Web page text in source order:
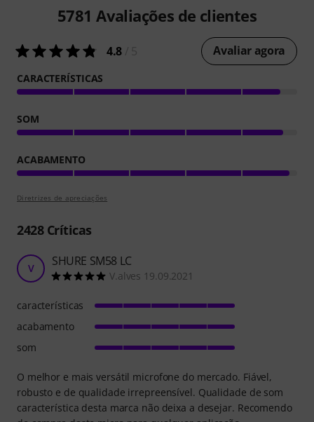
5781 Avaliações de clientes
4.8 Avaliar agora
CARACTERÍSTICAS
SOM
ACABAMENTO
Diretrizes de apreciações
2428Críticas
V SHURE SM58 LC
V.alves 19.09.2021
O melhor e mais versátil microfone do mercado. Fiável,
robusto e de qualidade irrepreensível. Qualidade de som
característica desta marca não deixa a desejar. Recomendo
características
acabamento
som